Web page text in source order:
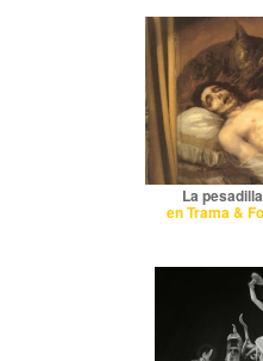
La
en Trama &